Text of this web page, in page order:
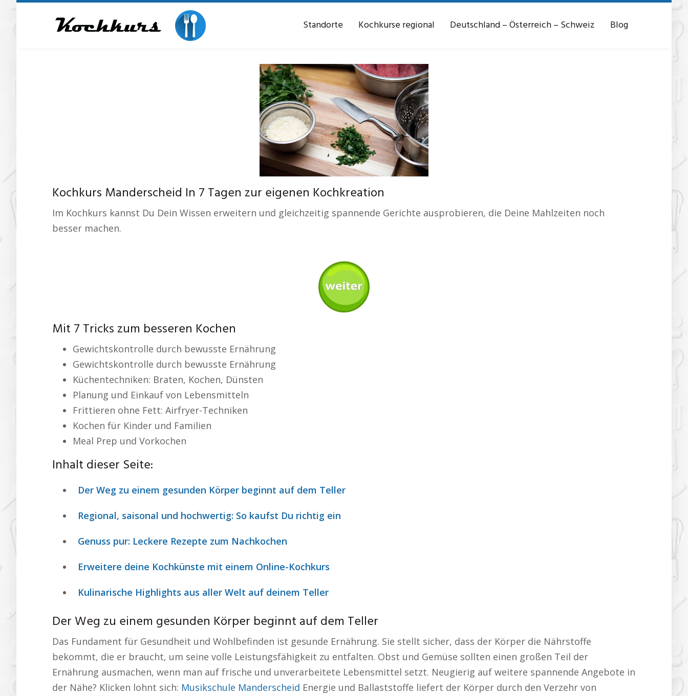
Skip
Standorte Kochkurse regional Deutschland – Österreich – Schweiz Blog
Kochkurs Manderscheid In 7 Tagen zur eigenen Kochkreation
Im Kochkurs kannst Du Dein Wissen erweitern und gleichzeitig spannende Gerichte ausprobieren, die Deine Mahlzeiten noch
besser machen.
Mit 7 Tricks zum besseren Kochen
Gewichtskontrolle durch bewusste Ernährung
Gewichtskontrolle durch bewusste Ernährung
Küchentechniken: Braten, Kochen, Dünsten
Planung und Einkauf von Lebensmitteln
Frittieren ohne Fett: Airfryer-Techniken
Kochen für Kinder und Familien
Meal Prep und Vorkochen
Inhalt dieser Seite:
Der Weg zu einem gesunden Körper beginnt auf dem Teller
Regional, saisonal und hochwertig: So kaufst Du richtig ein
Genuss pur: Leckere Rezepte zum Nachkochen
Erweitere deine Kochkünste mit einem Online-Kochkurs
Kulinarische Highlights aus aller Welt auf deinem Teller
Der Weg zu einem gesunden Körper beginnt auf dem Teller
Das Fundament für Gesundheit und Wohlbefinden ist gesunde Ernährung. Sie stellt sicher, dass der Körper die Nährstoffe
bekommt, die er braucht, um seine volle Leistungsfähigkeit zu entfalten. Obst und Gemüse sollten einen großen Teil der
Ernährung ausmachen, wenn man auf frische und unverarbeitete Lebensmittel setzt. Neugierig auf weitere spannende Angebote in
der Nähe? Klicken lohnt sich: Musikschule Manderscheid Energie und Ballaststoffe liefert der Körper durch den Verzehr von